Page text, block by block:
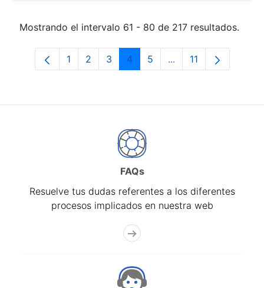
Mostrando el intervalo 61 - 80 de 217 resultados.
Página
1 Página
2 Página
3 Página
4 Página
5 ...Páginas intermedias
Página
11
FAQs
Resuelve tus dudas referentes a los diferentes
procesos implicados en nuestra web